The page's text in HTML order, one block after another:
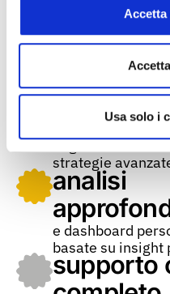
Usa solo i
strategica
basata su dati e
maggiore
efficienza
degli
strategie
analisi
e dashboard
basate su insight
supporto